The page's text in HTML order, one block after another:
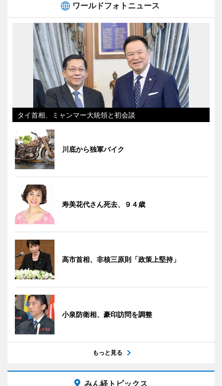
ワールドフォトニュース
タイ首相、ミャンマー大統領と初会談
川底から独軍バイク
寿美花代さん死去、９４歳
高市首相、非核三原則「政策上堅持」
小泉防衛相、豪印訪問を調整
もっと見る
みん経トピックス